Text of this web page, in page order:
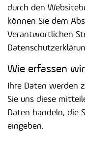
durch den
können Sie dem
Verantwortlichen
Wie erfassen
Ihre Daten werden
Sie uns diese
Daten handeln, die
eingeben.